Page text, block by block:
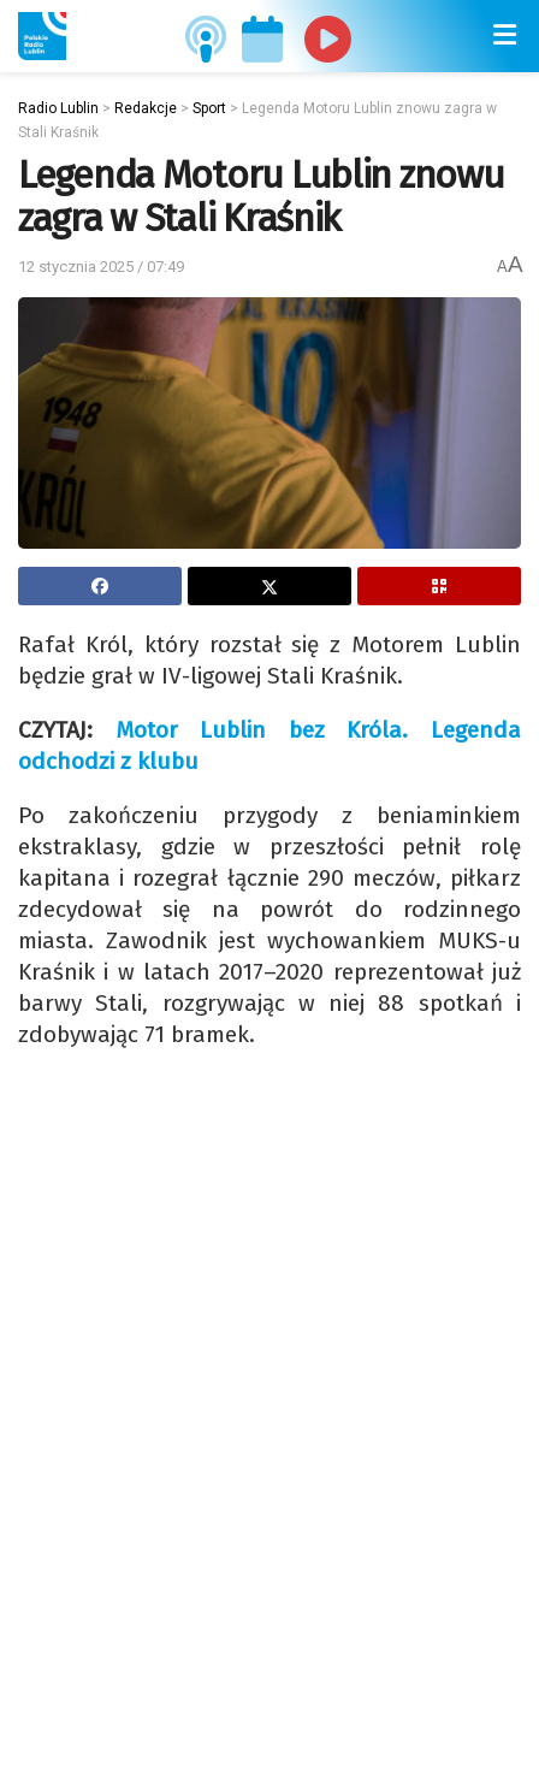
Radio Lublin > Redakcje > Sport > Legenda Motoru Lublin znowu zagra w
Stali Kraśnik
Legenda Motoru Lublin znowu
zagra w Stali Kraśnik
12 stycznia 2025 / 07:49 AA
Rafał Król, który rozstał się z Motorem Lublin
będzie grał w IV-ligowej Stali Kraśnik.
CZYTAJ: Motor Lublin bez Króla. Legenda
odchodzi z klubu
Po zakończeniu przygody z beniaminkiem
ekstraklasy, gdzie w przeszłości pełnił rolę
kapitana i rozegrał łącznie 290 meczów, piłkarz
zdecydował się na powrót do rodzinnego
miasta. Zawodnik jest wychowankiem MUKS-u
Kraśnik i w latach 2017–2020 reprezentował już
barwy Stali, rozgrywając w niej 88 spotkań i
zdobywając 71 bramek.